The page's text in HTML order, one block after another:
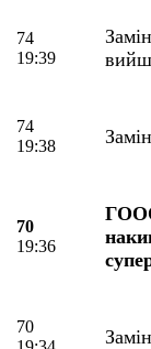
74
19:39
74
19:38
70
19:36
70